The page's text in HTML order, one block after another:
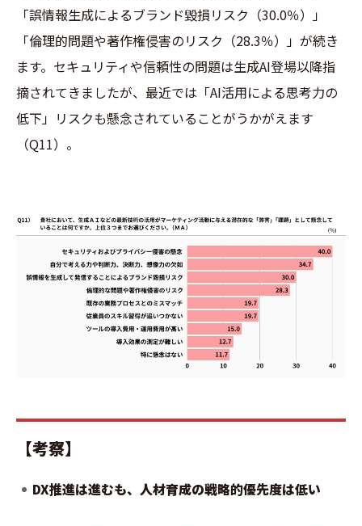
「誤情報生成によるブランド毀損リスク（30.0％）」
「倫理的問題や著作権侵害のリスク（28.3％）」が続き
ます。セキュリティや信頼性の問題は生成AI登場以降指
摘されてきましたが、最近では「AI活用による思考力の
低下」リスクも懸念されていることがうかがえます
（Q11）。
【考察】
DX推進は進むも、人材育成の戦略的優先度は低い